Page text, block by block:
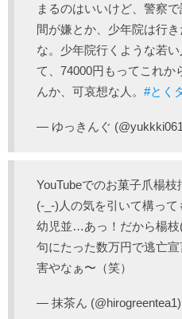
まるのはいいけど、警察
間が嫌とか、少年院は行
な。少年院行くような若
て、74000円もってこれか
んか、可哀想な人。 #とく
— ゆっきんぐ
YouTubeでのお菓子爪楊
(-_-)人の気を引いて構っ
幼児並…あっ！だから楊枝
句にたった数万円で逃亡
害やなぁ〜（笑）
— 抹茶ん (@hirogreentea1)